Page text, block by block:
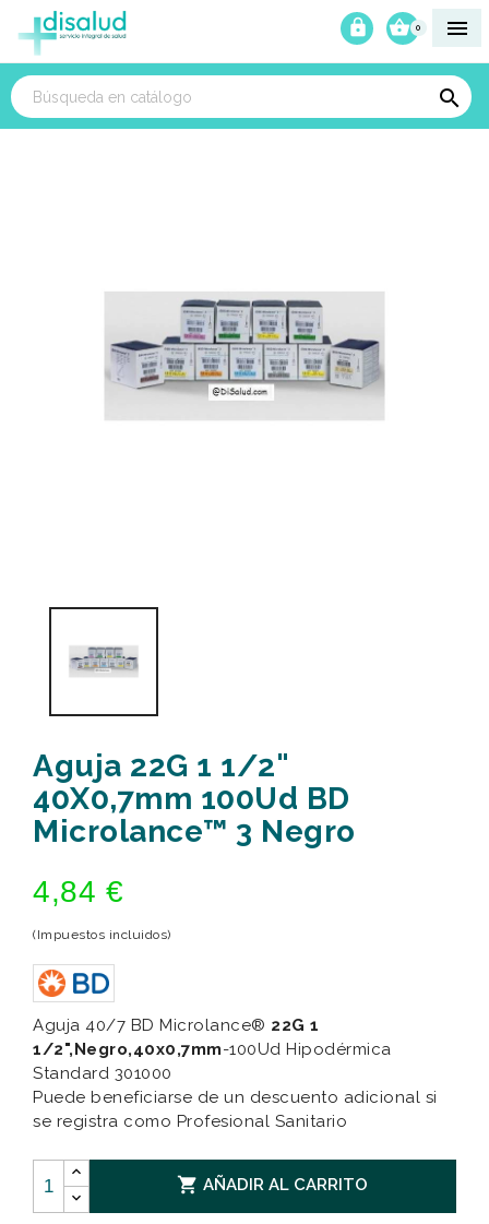

0



Aguja 22G 1 1/2"
40X0,7mm 100Ud BD
Microlance™ 3 Negro
4,84 €
(Impuestos incluidos)
Aguja 40/7 BD Microlance® 22G 1
1/2",Negro,40x0,7mm-100Ud Hipodérmica
Standard 301000
Puede beneficiarse de un descuento adicional si
se registra como Profesional Sanitario
 AÑADIR AL CARRITO